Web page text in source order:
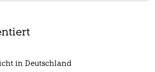
in Deutschland